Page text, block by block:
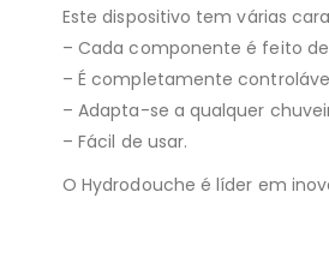
Este dispositivo tem várias
– Cada componente é feito
– É completamente
– Adapta-se a qualquer
– Fácil de usar.
O Hydrodouche é líder em